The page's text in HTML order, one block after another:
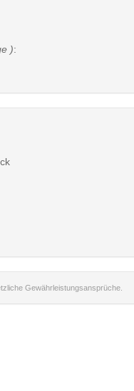
):
Gewährleistungsansprüche.